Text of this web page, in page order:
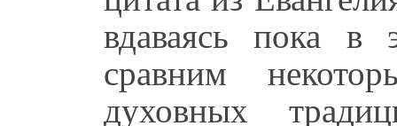
вдаваясь пока в
сравним
духовных